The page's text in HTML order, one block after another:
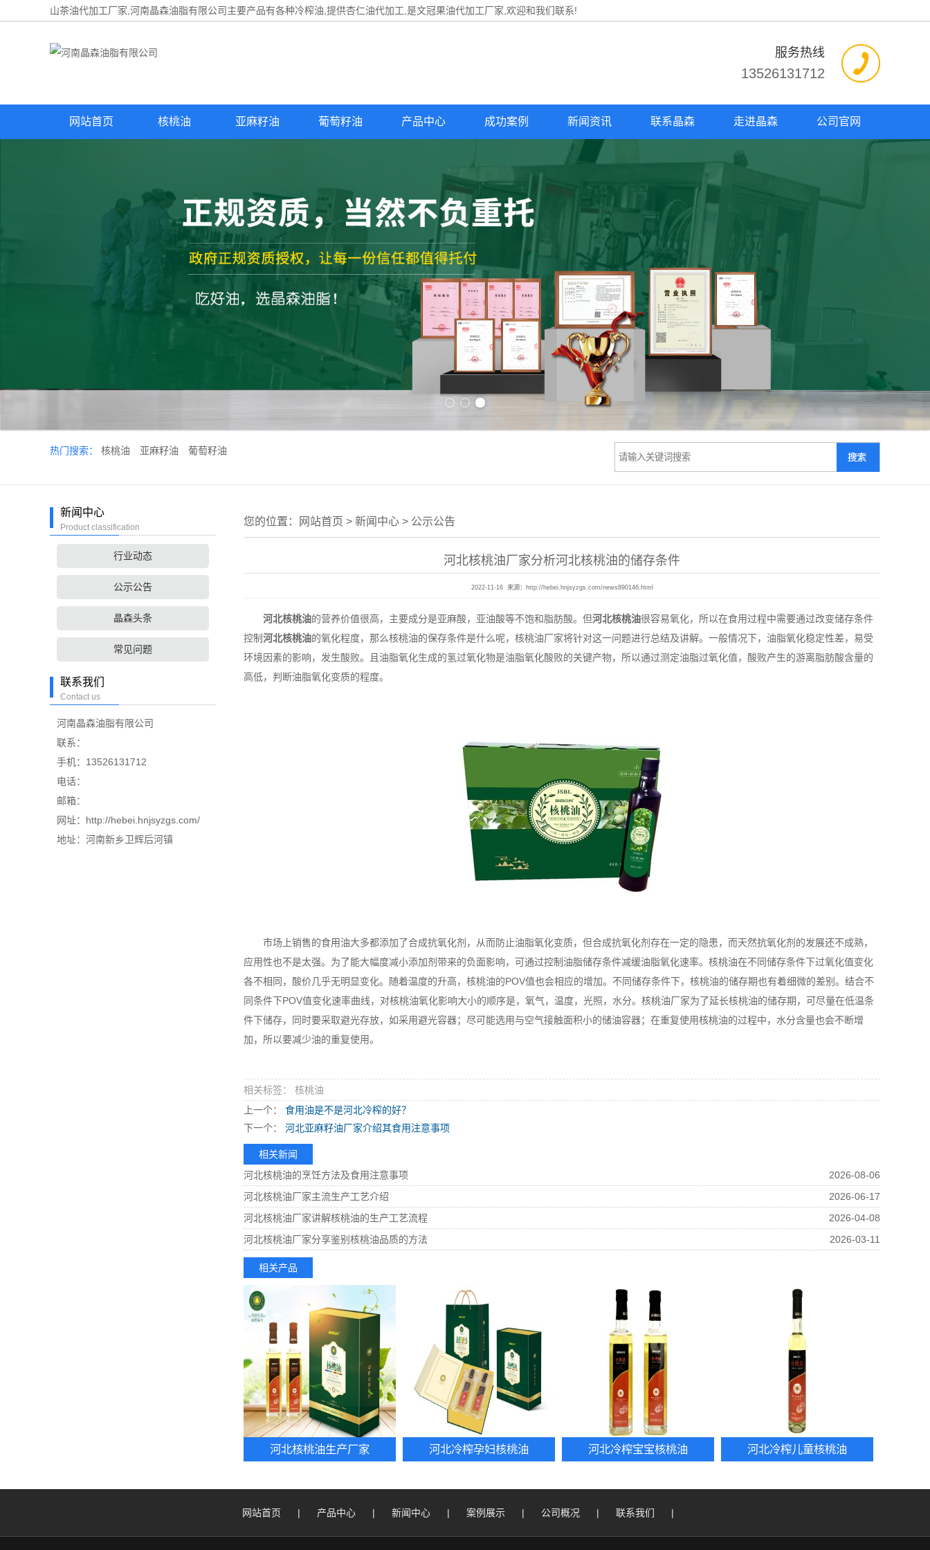
山茶油代加工厂家,河南晶森油脂有限公司主要产品有各种冷榨油,提供杏仁油代加工 ,是文冠果油代加工厂家,欢迎和我们联系!
服务热线
13526131712
网站首页 核桃油 亚麻籽油 葡萄籽油 产品中心 成功案例 新闻资讯 联系晶森 走进晶森 公司官网
热门搜索： 核桃油 亚麻籽油 葡萄籽油
新闻中心
Product classification
行业动态
公示公告
晶森头条
常见问题
联系我们
Contact us
河南晶森油脂有限公司
联系：
手机：13526131712
电话：
邮箱：
网址：http://hebei.hnjsyzgs.com/
地址：河南新乡卫辉后河镇
您的位置： 网站首页 > 新闻中心 > 公示公告
河北核桃油厂家分析河北核桃油的储存条件
2022-11-16 来源： http://hebei.hnjsyzgs.com/news890146.html
河北核桃油的营养价值很高，主要成分是亚麻酸，亚油酸等不饱和脂肪酸。但河北核桃油很容易氧化，所以在食用过程中需要通过改变储存条件
控制河北核桃油的氧化程度，那么核桃油的保存条件是什么呢，核桃油厂家将针对这一问题进行总结及讲解。一般情况下，油脂氧化稳定性差，易受
环境因素的影响，发生酸败。且油脂氧化生成的氢过氧化物是油脂氧化酸败的关键产物，所以通过测定油脂过氧化值，酸败产生的游离脂肪酸含量的
高低，判断油脂氧化变质的程度。
市场上销售的食用油大多都添加了合成抗氧化剂，从而防止油脂氧化变质，但合成抗氧化剂存在一定的隐患，而天然抗氧化剂的发展还不成熟，
应用性也不是太强。为了能大幅度减小添加剂带来的负面影响，可通过控制油脂储存条件减缓油脂氧化速率。核桃油在不同储存条件下过氧化值变化
各不相同，酸价几乎无明显变化。随着温度的升高，核桃油的POV值也会相应的增加。不同储存条件下，核桃油的储存期也有着细微的差别。结合不
同条件下POV值变化速率曲线，对核桃油氧化影响大小的顺序是，氧气，温度，光照，水分。核桃油厂家为了延长核桃油的储存期，可尽量在低温条
件下储存，同时要采取避光存放，如采用避光容器；尽可能选用与空气接触面积小的储油容器；在重复使用核桃油的过程中，水分含量也会不断增
加，所以要减少油的重复使用。
相关标签： 核桃油
上一个：
食用油是不是河北冷榨的好？
下一个：
河北亚麻籽油厂家介绍其食用注意事项
相关新闻
河北核桃油的烹饪方法及食用注意事项
2026-08-06
河北核桃油厂家主流生产工艺介绍
2026-06-17
河北核桃油厂家讲解核桃油的生产工艺流程
2026-04-08
河北核桃油厂家分享鉴别核桃油品质的方法
2026-03-11
相关产品
河北核桃油生产厂家 河北冷榨孕妇核桃油 河北冷榨宝宝核桃油 河北冷榨儿童核桃油
网站首页 | 产品中心 | 新闻中心 | 案例展示 | 公司概况 | 联系我们 |